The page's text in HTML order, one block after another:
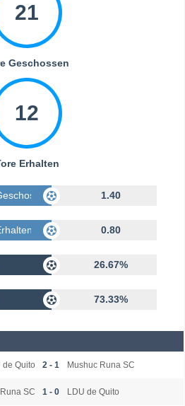
21
Geschossen
12
Erhalten
1.40
0.80
26.67%
73.33%
de Quito 2 - 1 Mushuc Runa SC
SC 1 - 0 LDU de Quito